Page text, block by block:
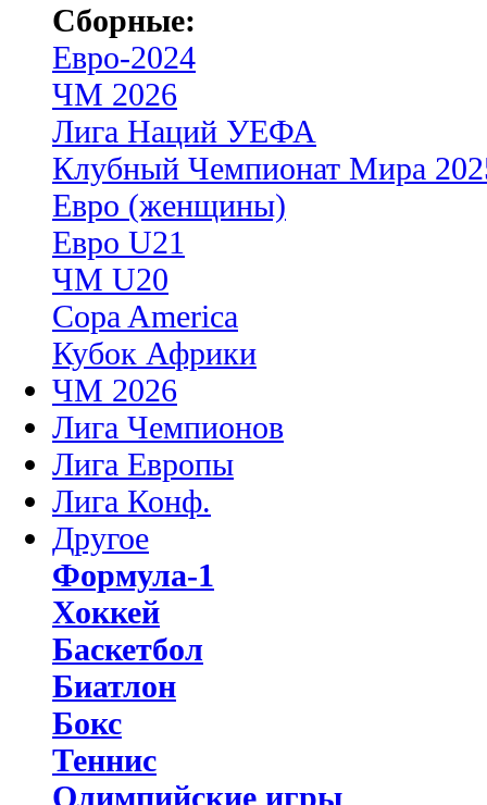
Сборные:
Евро-2024
ЧМ 2026
Лига Наций УЕФА
Клубный Чемпионат Мира
Евро (женщины)
Евро U21
ЧМ U20
Copa America
Кубок Африки
ЧМ 2026
Лига Чемпионов
Лига Европы
Лига Конф.
Другое
Формула-1
Хоккей
Баскетбол
Биатлон
Бокс
Теннис
Олимпийские игры